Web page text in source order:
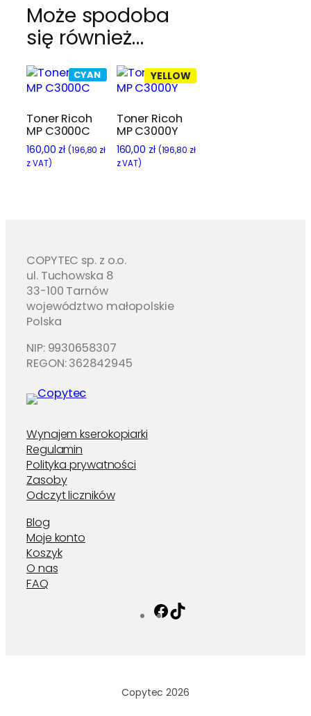
Może spodoba
się również…
CYAN
Toner Ricoh
MP C3000C
160,00 zł (196,80 zł
z VAT)
YELLOW
Toner Ricoh
MP C3000Y
160,00 zł (196,80 zł
z VAT)
COPYTEC sp. z o.o.
ul. Tuchowska 8
33-100 Tarnów
województwo małopolskie
Polska
NIP: 9930658307
REGON: 362842945
Wynajem kserokopiarki
Regulamin
Polityka prywatności
Zasoby
Odczyt liczników
Blog
Moje konto
Koszyk
O nas
FAQ
Facebook
Copytec 2026